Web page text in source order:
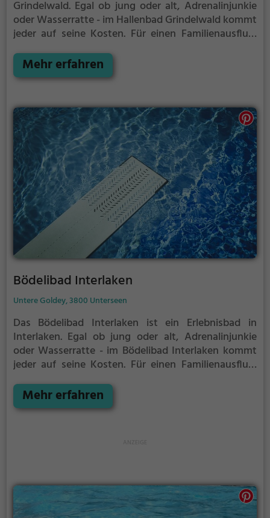
Grindelwald. Egal ob jung oder alt, Adrenalinjunkie
oder Wasserratte - im Hallenbad Grindelwald kommt
jeder auf seine Kosten. Für einen Familienausflug,
ist das Hallenbad Grindelwald genau die richtige
Adresse.
Mehr erfahren
Bödelibad Interlaken
Untere Goldey, 3800 Unterseen
Das Bödelibad Interlaken ist ein Erlebnisbad in
Interlaken. Egal ob jung oder alt, Adrenalinjunkie
oder Wasserratte - im Bödelibad Interlaken kommt
jeder auf seine Kosten. Für einen Familienausflug,
ist das Bödelibad Interlaken genau die richtige
Adresse.
Mehr erfahren